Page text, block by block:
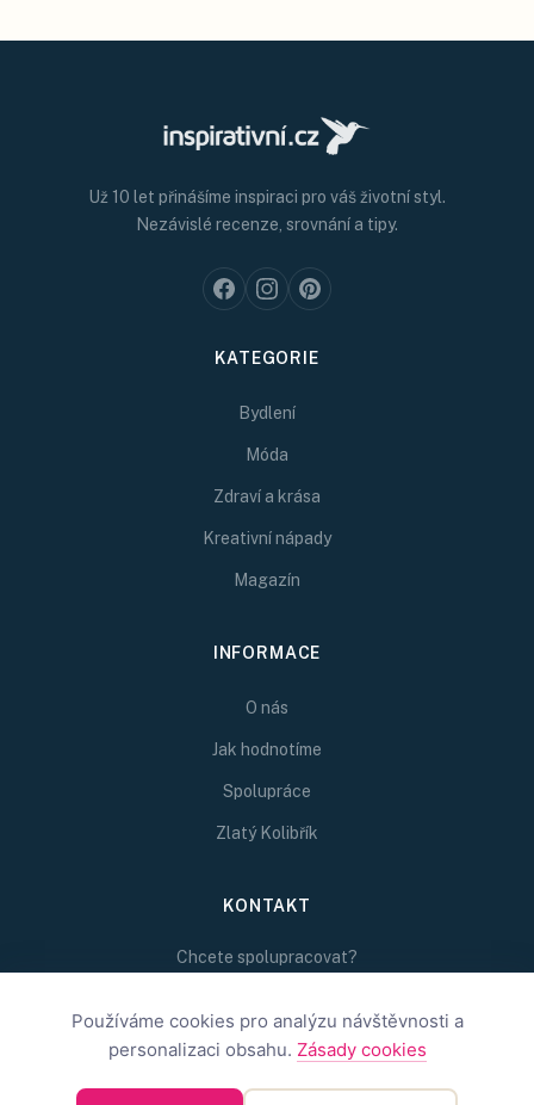
Už 10 let přinášíme inspiraci pro váš životní styl.
Nezávislé recenze, srovnání a tipy.
KATEGORIE
Bydlení
Móda
Zdraví a krása
Kreativní nápady
Magazín
INFORMACE
O nás
Jak hodnotíme
Spolupráce
Zlatý Kolibřík
KONTAKT
Chcete spolupracovat?
redakce@inspirativni.cz
Používáme cookies pro analýzu návštěvnosti a
personalizaci obsahu. Zásady cookies